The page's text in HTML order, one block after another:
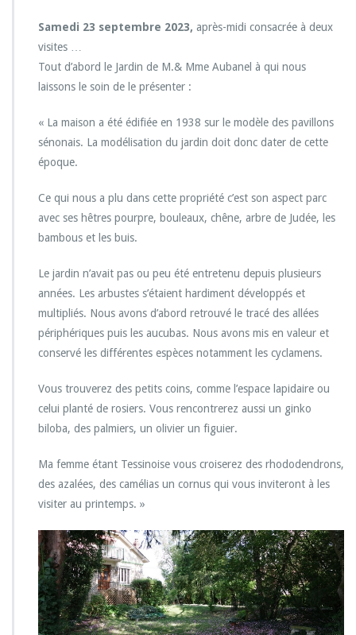
Samedi 23 septembre 2023, après-midi consacrée à deux
visites …
Tout d’abord le Jardin de M.& Mme Aubanel à qui nous
laissons le soin de le présenter :
« La maison a été édifiée en 1938 sur le modèle des pavillons
sénonais. La modélisation du jardin doit donc dater de cette
époque.
Ce qui nous a plu dans cette propriété c’est son aspect parc
avec ses hêtres pourpre, bouleaux, chêne, arbre de Judée, les
bambous et les buis.
Le jardin n’avait pas ou peu été entretenu depuis plusieurs
années. Les arbustes s’étaient hardiment développés et
multipliés. Nous avons d’abord retrouvé le tracé des allées
périphériques puis les aucubas. Nous avons mis en valeur et
conservé les différentes espèces notamment les cyclamens.
Vous trouverez des petits coins, comme l’espace lapidaire ou
celui planté de rosiers. Vous rencontrerez aussi un ginko
biloba, des palmiers, un olivier un figuier.
Ma femme étant Tessinoise vous croiserez des rhododendrons,
des azalées, des camélias un cornus qui vous inviteront à les
visiter au printemps. »